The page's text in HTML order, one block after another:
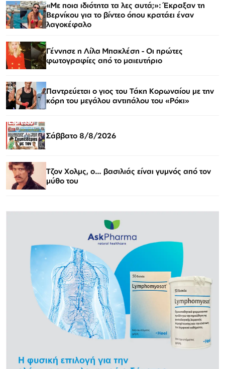
«Με ποια ιδιότητα τα λες αυτά;»: Έκραξαν τη
Βερνίκου για το βίντεο όπου κρατάει έναν
λαγοκέφαλο
Γέννησε η Λίλα Μπακλέση - Οι πρώτες
φωτογραφίες από το μαιευτήριο
Παντρεύεται ο γιος του Τάκη Κορωναίου με την
κόρη του μεγάλου αντιπάλου του «Ρόκι»
Σάββατο 8/8/2026
Τζον Χολμς, ο… βασιλιάς είναι γυμνός από τον
μύθο του